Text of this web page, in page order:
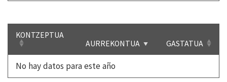
KONTZEPTUA
AURREKONTUA
GASTATUA
No hay datos para este año